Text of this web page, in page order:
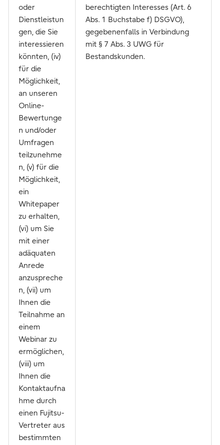
oder
Dienstleistun
gen, die Sie
interessieren
könnten, (iv)
für die
Möglichkeit,
an unseren
Online-
Bewertunge
n und/oder
Umfragen
teilzunehme
n, (v) für die
Möglichkeit,
ein
Whitepaper
zu erhalten,
(vi) um Sie
mit einer
adäquaten
Anrede
anzuspreche
n, (vii) um
Ihnen die
Teilnahme an
einem
Webinar zu
ermöglichen,
(viii) um
Ihnen die
Kontaktaufna
hme durch
einen Fujitsu-
Vertreter aus
bestimmten
berechtigten Interesses (Art. 6
Abs. 1 Buchstabe f) DSGVO),
gegebenenfalls in Verbindung
mit § 7 Abs. 3 UWG für
Bestandskunden.